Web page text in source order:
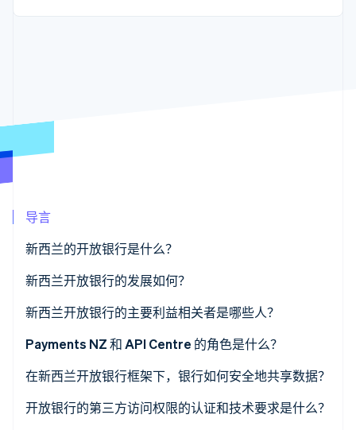
碳移除
立即观看
酒店、旅游与休闲
联系销售
导言
新西兰的开放银行是什么？
实际运作机制
新西兰开放银行的发展如何？
新西兰开放银行的主要利益相关者是哪些人？
政府与监管机构
银行
Payments NZ 与 API 中心
Payments NZ 和 API Centre 的角色是什么？
共享标准层
一套纳入金融科技公司的治理模式
在新西兰开放银行框架下，银行如何安全地共享数据？
先获取同意
开放银行的第三方访问权限的认证和技术要求是什么？